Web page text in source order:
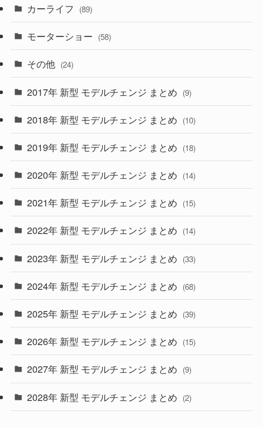
(6)
(9)
(4)
(30)
(27)
(27)
(26)
(33)
(10)
(35)
(10)
(9)
(22)
(4)
(9)
(4)
(1)
カーライフ (89)
モーターショー (58)
その他 (24)
2017年 新型 モデルチェンジ まとめ (9)
2018年 新型 モデルチェンジ まとめ (10)
2019年 新型 モデルチェンジ まとめ (18)
2020年 新型 モデルチェンジ まとめ (14)
2021年 新型 モデルチェンジ まとめ (15)
2022年 新型 モデルチェンジ まとめ (14)
2023年 新型 モデルチェンジ まとめ (33)
2024年 新型 モデルチェンジ まとめ (68)
2025年 新型 モデルチェンジ まとめ (39)
2026年 新型 モデルチェンジ まとめ (15)
2027年 新型 モデルチェンジ まとめ (9)
2028年 新型 モデルチェンジ まとめ (2)